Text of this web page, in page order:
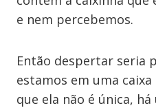
e nem percebemos.
Então despertar seria
estamos em uma
que ela não é única,